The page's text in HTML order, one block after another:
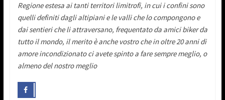
Regione estesa ai tanti territori limitrofi, in cui i confini sono
quelli definiti dagli altipiani e le valli che lo compongono e
dai sentieri che li attraversano, frequentato da amici biker da
tutto il mondo, il merito è anche vostro che in oltre 20 anni di
amore incondizionato ci avete spinto a fare sempre meglio, o
almeno del nostro meglio